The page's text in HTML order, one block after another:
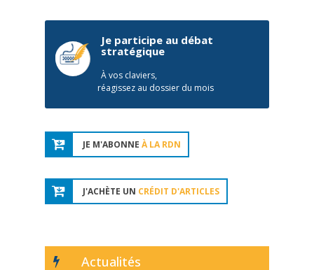
Je participe au débat
stratégique
À vos claviers,
réagissez au dossier du mois
JE M'ABONNE À LA RDN
J'ACHÈTE UN CRÉDIT D'ARTICLES
Actualités